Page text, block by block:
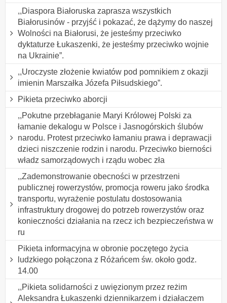
,,Diaspora Białoruska zaprasza wszystkich
Białorusinów - przyjść i pokazać, że dążymy do naszej
Wolności na Białorusi, że jesteśmy przeciwko
dyktaturze Łukaszenki, że jesteśmy przeciwko wojnie
na Ukrainie”.
,,Uroczyste złożenie kwiatów pod pomnikiem z okazji
imienin Marszałka Józefa Piłsudskiego”.
Pikieta przeciwko aborcji
,,Pokutne przebłaganie Maryi Królowej Polski za
łamanie dekalogu w Polsce i Jasnogórskich ślubów
narodu. Protest przeciwko łamaniu prawa i deprawacji
dzieci niszczenie rodzin i narodu. Przeciwko bierności
władz samorządowych i rządu wobec zła
,,Zademonstrowanie obecności w przestrzeni
publicznej rowerzystów, promocja roweru jako środka
transportu, wyrażenie postulatu dostosowania
infrastruktury drogowej do potrzeb rowerzystów oraz
konieczności działania na rzecz ich bezpieczeństwa w
ru
Pikieta informacyjna w obronie poczętego życia
ludzkiego połączona z Różańcem św. około godz.
14.00
,,Pikieta solidarności z uwięzionym przez reżim
Aleksandra Łukaszenki dziennikarzem i działaczem